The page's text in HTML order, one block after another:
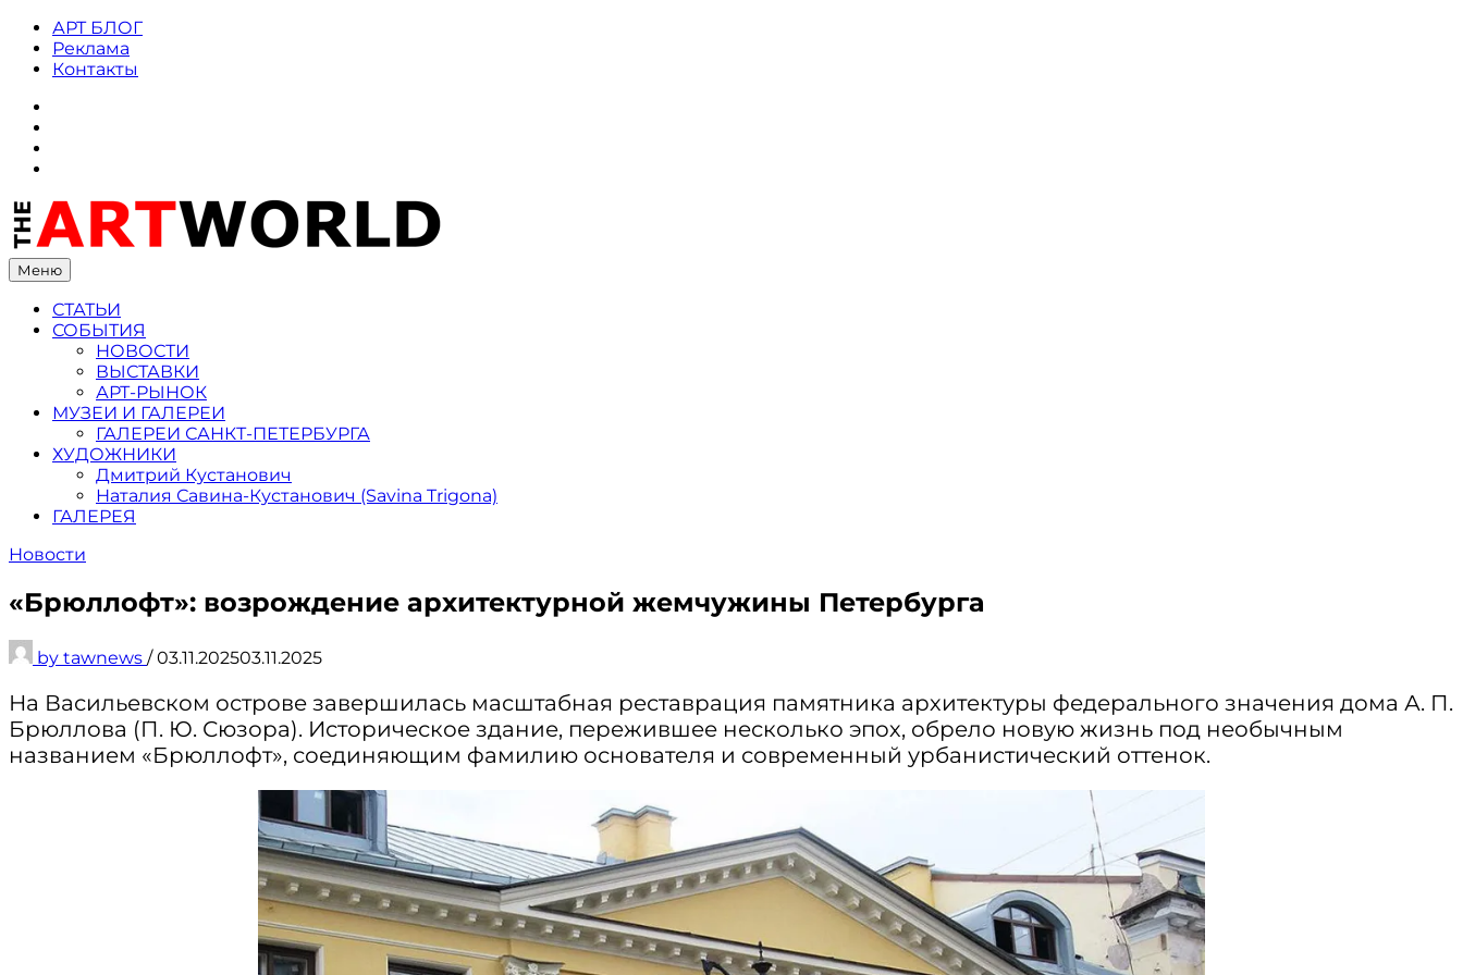
Skip
content
АРТ БЛОГ
Реклама
Контакты
Меню
СТАТЬИ
СОБЫТИЯ
НОВОСТИ
ВЫСТАВКИ
АРТ-РЫНОК
МУЗЕИ И ГАЛЕРЕИ
ГАЛЕРЕИ САНКТ-ПЕТЕРБУРГА
ХУДОЖНИКИ
Дмитрий Кустанович
Наталия Савина-Кустанович (Savina Trigona)
ГАЛЕРЕЯ
Новости
«Брюллофт»: возрождение архитектурной жемчужины Петербурга
by tawnews / 03.11.202503.11.2025
На Васильевском острове завершилась масштабная реставрация памятника архитектуры федерального значения дома А. П.
Брюллова (П. Ю. Сюзора). Историческое здание, пережившее несколько эпох, обрело новую жизнь под необычным
названием «Брюллофт», соединяющим фамилию основателя и современный урбанистический оттенок.